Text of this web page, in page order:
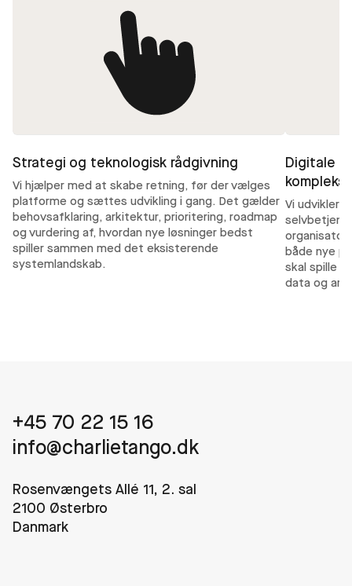
Strategi og teknologisk rådgivning
Vi hjælper med at skabe retning, før der vælges
platforme og sættes udvikling i gang. Det gælder
behovsafklaring, arkitektur, prioritering, roadmap
og vurdering af, hvordan nye løsninger bedst
spiller sammen med det eksisterende
systemlandskab.
Digitale
Vi udvikler
både nye
skal spille
data og
+45 70 22 15 16
info@charlietango.dk
Rosenvængets Allé 11, 2. sal
2100 Østerbro
Danmark